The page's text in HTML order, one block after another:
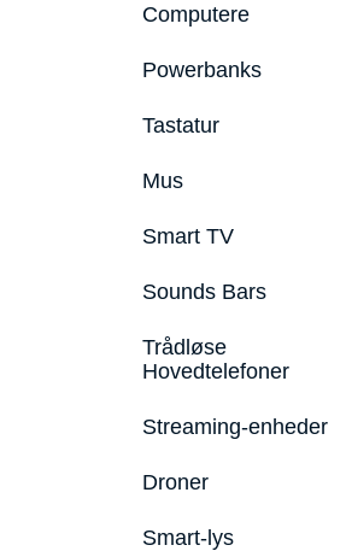
Computere
Powerbanks
Tastatur
Mus
Smart TV
Sounds Bars
Trådløse
Hovedtelefoner
Streaming-enheder
Droner
Smart-lys